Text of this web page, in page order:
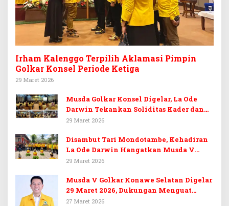
Irham Kalenggo Terpilih Aklamasi Pimpin
Golkar Konsel Periode Ketiga
29 Maret 2026
Musda Golkar Konsel Digelar, La Ode
Darwin Tekankan Soliditas Kader dan
Target 14 Kursi DPRD Konawe Selatan
29 Maret 2026
Disambut Tari Mondotambe, Kehadiran
La Ode Darwin Hangatkan Musda V
Golkar Konsel
29 Maret 2026
Musda V Golkar Konawe Selatan Digelar
29 Maret 2026, Dukungan Menguat
untuk Irham Kalenggo
27 Maret 2026